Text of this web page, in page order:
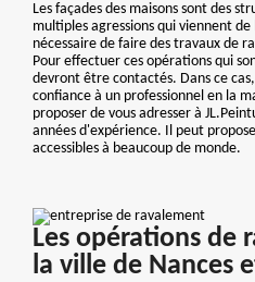
Les façades des maisons sont des
multiples agressions qui viennent
nécessaire de faire des travaux de
Pour effectuer ces opérations qui
devront être contactés. Dans ce
confiance à un professionnel en la
proposer de vous adresser à
années d'expérience. Il peut
accessibles à beaucoup de monde.
Les opérations de
la ville de Nances